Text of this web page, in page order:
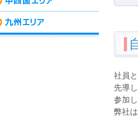
社員
先導
参加
弊社